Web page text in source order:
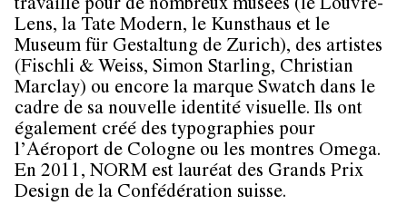
travaillé pour de nombreux musées (le Louvre-
Lens, la Tate Modern, le Kunsthaus et le
Museum für Gestaltung de Zurich), des artistes
(Fischli & Weiss, Simon Starling, Christian
Marclay) ou encore la marque Swatch dans le
cadre de sa nouvelle identité visuelle. Ils ont
également créé des typographies pour
l’Aéroport de Cologne ou les montres Omega.
En 2011, NORM est lauréat des Grands Prix
Design de la Confédération suisse.